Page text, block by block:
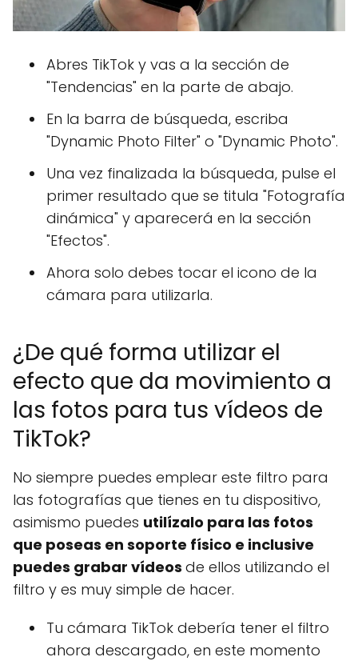
Abres TikTok y vas a la sección de
"Tendencias" en la parte de abajo.
En la barra de búsqueda, escriba
"Dynamic Photo Filter" o "Dynamic Photo".
Una vez finalizada la búsqueda, pulse el
primer resultado que se titula "Fotografía
dinámica" y aparecerá en la sección
"Efectos".
Ahora solo debes tocar el icono de la
cámara para utilizarla.
¿De qué forma utilizar el
efecto que da movimiento a
las fotos para tus vídeos de
TikTok?
No siempre puedes emplear este filtro para
las fotografías que tienes en tu dispositivo,
asimismo puedes utilízalo para las fotos
que poseas en soporte físico e inclusive
puedes grabar vídeos de ellos utilizando el
filtro y es muy simple de hacer.
Tu cámara TikTok debería tener el filtro
ahora descargado, en este momento